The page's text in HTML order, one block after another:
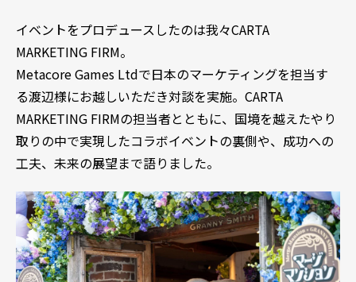
イベントをプロデュースしたのは我々CARTA
MARKETING FIRM。
Metacore Games Ltdで日本のマーケティングを担当す
る渡辺様にお越しいただき対談を実施。CARTA
MARKETING FIRMの担当者とともに、国境を越えたやり
取りの中で実現したコラボイベントの裏側や、成功への
工夫、未来の展望まで語りました。